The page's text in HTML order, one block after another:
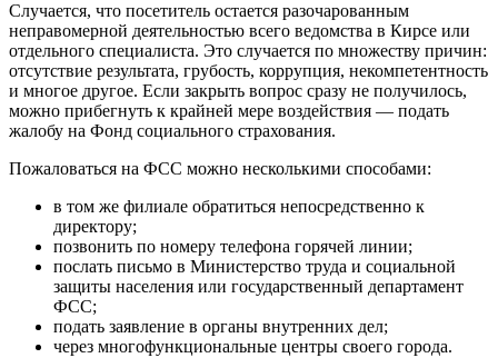
Случается, что посетитель остается разочарованным
неправомерной деятельностью всего ведомства в Кирсе или
отдельного специалиста. Это случается по множеству причин:
отсутствие результата, грубость, коррупция, некомпетентность
и многое другое. Если закрыть вопрос сразу не получилось,
можно прибегнуть к крайней мере воздействия — подать
жалобу на Фонд социального страхования.
Пожаловаться на ФСС можно несколькими способами:
в том же филиале обратиться непосредственно к
директору;
позвонить по номеру телефона горячей линии;
послать письмо в Министерство труда и социальной
защиты населения или государственный департамент
ФСС;
подать заявление в органы внутренних дел;
через многофункциональные центры своего города.